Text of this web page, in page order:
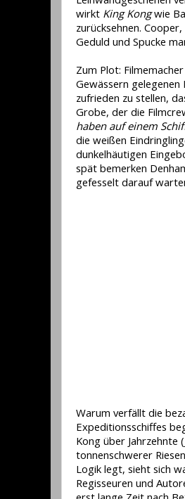
wirkt King Kongwie
zurücksehnen.
Geduld und Spucke
Zum Plot:
Gewässern gelegenen
zufrieden zu stellen,
Grobe, der die
haben auf einem
die weißen
dunkelhäutigen
spät bemerken
gefesselt darauf
Warum verfällt die
Expeditionsschiffes
Kong über Jahrzehnte
tonnenschwerer
Logik legt, sieht sich
Regisseuren und